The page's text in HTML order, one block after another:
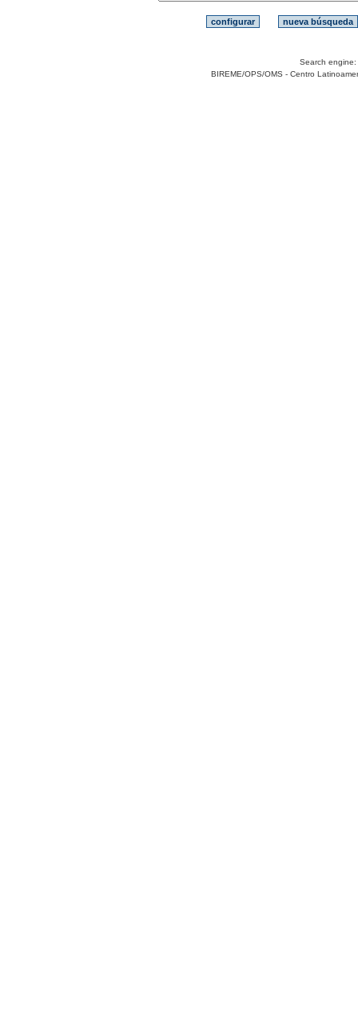
Search engine:
BIREME/OPS/OMS - Centro